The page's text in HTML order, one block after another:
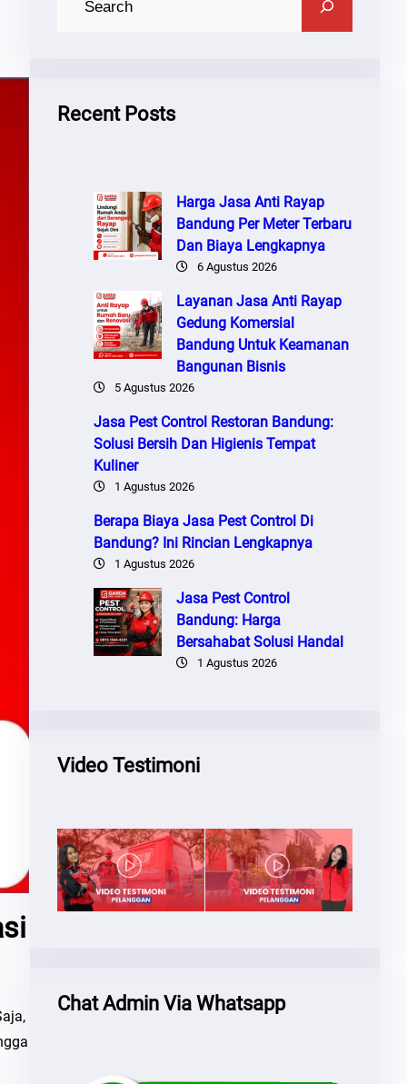
Recent Posts
Harga Jasa Anti Rayap
Bandung Per Meter Terbaru
Dan Biaya Lengkapnya
6 Agustus 2026
Layanan Jasa Anti Rayap
Gedung Komersial
Bandung Untuk Keamanan
Bangunan Bisnis
5 Agustus 2026
Jasa Pest Control Restoran Bandung:
Solusi Bersih Dan Higienis Tempat
Kuliner
1 Agustus 2026
Berapa Biaya Jasa Pest Control Di
Bandung? Ini Rincian Lengkapnya
1 Agustus 2026
Jasa Pest Control
Bandung: Harga
Bersahabat Solusi Handal
1 Agustus 2026
Video Testimoni
Chat Admin Via Whatsapp